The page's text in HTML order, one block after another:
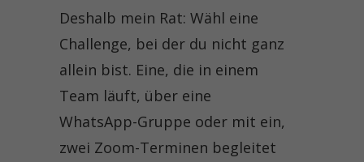
Deshalb mein Rat: Wähl eine
Challenge, bei der du nicht ganz
allein bist. Eine, die in einem
Team läuft, über eine
WhatsApp-Gruppe oder mit ein,
zwei Zoom-Terminen begleitet